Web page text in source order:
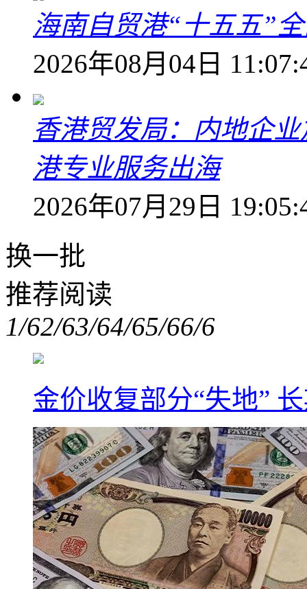
海南自贸港“十五五”
2026年08月04日
香港贸发局：内地企
港专业服务出海
2026年07月29日
换一批
推荐阅读
1/62/63/64/65/66/6
金价收复部分“失地”